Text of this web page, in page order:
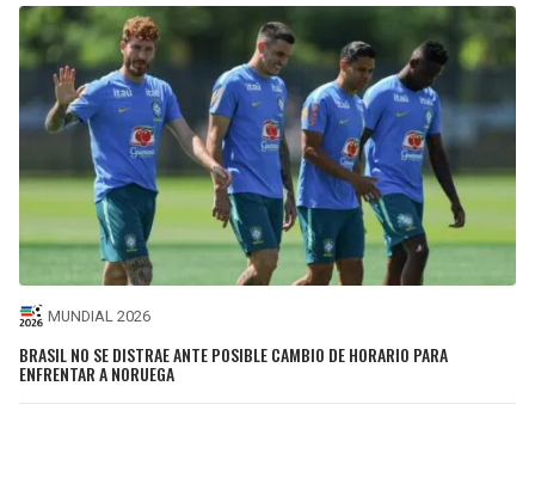
MUNDIAL 2026
BRASIL NO SE DISTRAE ANTE POSIBLE CAMBIO DE HORARIO PARA
ENFRENTAR A NORUEGA